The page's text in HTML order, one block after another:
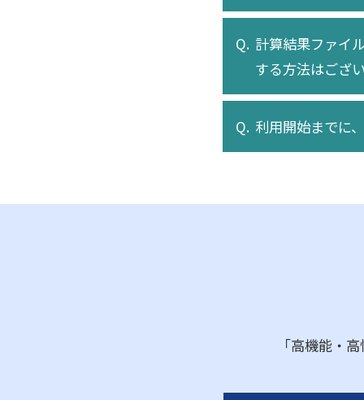
計算結果ファイ
する方法はござ
利用開始までに
「高機能・